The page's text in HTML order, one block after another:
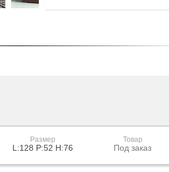
Размер
L:128 P:52 H:76
Товар
Под заказ